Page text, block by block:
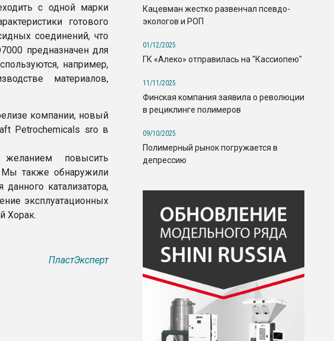
с одной марки
готового
соединений, что
предназначен для
например,
материалов,
компании, новый
Petrochemicals sro в
повысить
Мы также обнаружили
катализатора,
эксплуатационных
Хорак.
ПластЭксперт
Кацевман жестко развенчал псевдо-
экологов и РОП
01/12/2025
ГК «Алеко» отправилась на "Кассиопею"
11/11/2025
Финская компания заявила о революции
в рециклинге полимеров
09/10/2025
Полимерный рынок погружается в
депрессию